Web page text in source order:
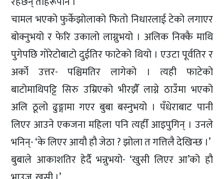
चामल भएको फुर्केझोलाको फितो निधारलाई टेको लगाएर
बोक्नुभयो र फेरि उकालो लाग्नुभयो । अलिक निक्कै माथि
पुगेपछि गोरेटोबाटो दुईतिर फाटेको थियो । एउटा पूर्वतिर र
अर्को उत्तर- पश्चिमतिर लागेको । त्यही फाटेको
बाटोमाथिपट्टि सिरु उम्रिएको भीरझैँ लाग्ने ठाउँमा भएको
अलि ठूलो ढुङ्गामा गएर बुबा बस्नुभयो । पँधेराबाट पानी
लिएर आउने एकजना महिला पनि त्यहीँ आइपुगिन् । उनले
भनिन्- ‘के लिएर आयौ हौ जेठा ? झोला त गत्तिलै देखिन्छ ।’
बुबाले आकाशतिर हेर्दै भन्नुभयो- ‘खुसी लिएर आ’को हौ